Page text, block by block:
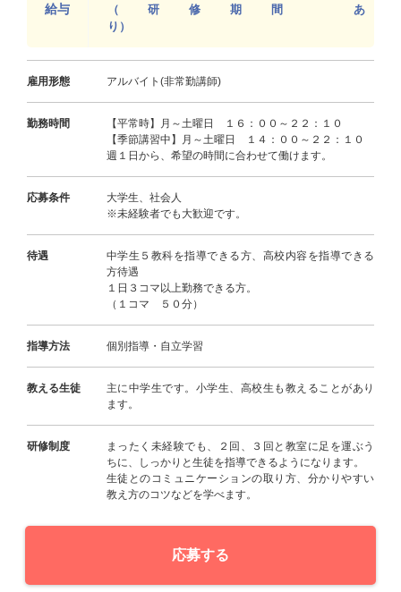
給与
（研修期間 あ
り
雇用形態 アルバイト(非常勤講師)
勤務時間
【平常時】月～土曜日 １６：００～２２：１０
【季節講習中】月～土曜日 １４：００～２２：１０
週１日から、希望の時間に合わせて働けます。
応募条件
大学生、社会人
※未経験者でも大歓迎です。
待遇
中学生５教科を指導できる方、高校内容を指導できる
方待遇
１日３コマ以上勤務できる方。
（１コマ ５０分）
指導方法 個別指導・自立学習
教える生徒
主に中学生です。小学生、高校生も教えることがあり
ます。
研修制度
まったく未経験でも、２回、３回と教室に足を運ぶう
ちに、しっかりと生徒を指導できるようになります。
生徒とのコミュニケーションの取り方、分かりやすい
教え方のコツなどを学べます。
応募する